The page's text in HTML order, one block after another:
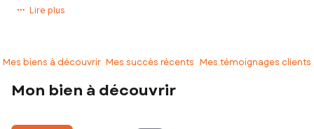
Vous avez un projet immobilier de vente, d'achat sur
J'ai choisi de travailler sur ce secteur que je connaisPARFAITEMENT
Je serai votre UNIQUE interlocutrice et vous accompagnerai à
Lire plus
Mes biens à découvrir Mes succès récents Mes témoignages clients
Mon bien à découvrir